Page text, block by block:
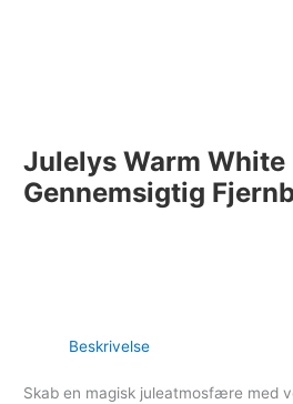
Julelys Warm White
Gennemsigtig
Beskrivelse
Skab en magisk juleatmosfære med